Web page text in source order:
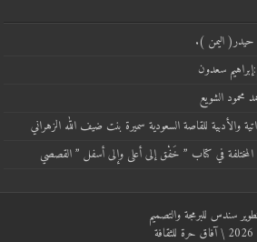
اليمن ).
سعدون
للقاصة السعودية سميرة بنت ضيف الله الزهراني
في كتاب ” خَفْق إلى أعلى وإلى أسفل ” القصصي
للبرمجة والتصميم